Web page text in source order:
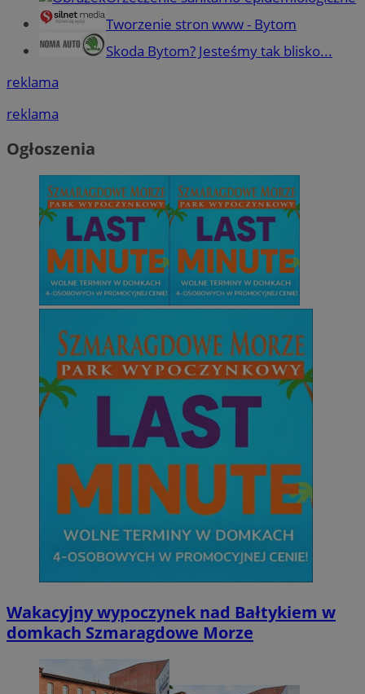
Tworzenie stron www - Bytom
Skoda Bytom? Jesteśmy tak blisko...
reklama
reklama
Ogłoszenia
Wakacyjny wypoczynek nad Bałtykiem w
domkach Szmaragdowe Morze